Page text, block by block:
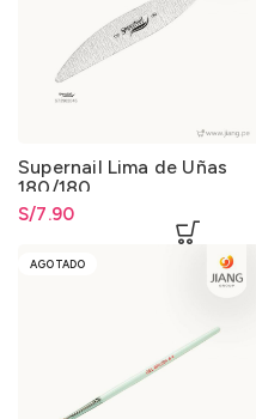
Supernail Lima de Uñas
180/180
S/7.90
AGOTADO